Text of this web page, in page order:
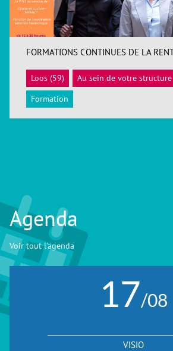
ACCÉDER
FORMATIONS CONTINUES DE LA
Loos (59)
Au sein de votre structure
Formation
Agenda
Voir tout l'agenda
17/08
VISIO